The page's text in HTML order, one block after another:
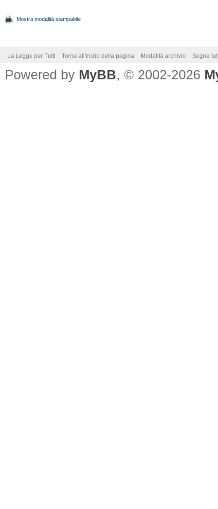
Mostra modalità stampabile
La Legge per Tutti Torna all'inizio della pagina Modalità archivio Segna
Powered by MyBB, © 2002-2026